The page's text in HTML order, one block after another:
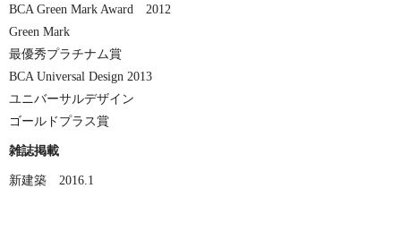
BCA Green Mark Award 2012
Green Mark
最優秀プラチナム賞
BCA Universal Design 2013
ユニバーサルデザイン
ゴールドプラス賞
雑誌掲載
新建築 2016.1